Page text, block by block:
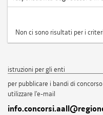
Non ci sono risultati per i
istruzioni per gli enti
per pubblicare i bandi di
utilizzare l'e-mail